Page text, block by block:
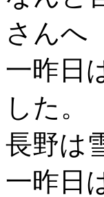
さんへ
一昨日
した。
長野は
一昨日